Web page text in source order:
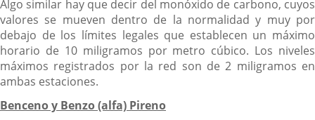
Algo similar hay que decir del monóxido de carbono, cuyos
valores se mueven dentro de la normalidad y muy por
debajo de los límites legales que establecen un máximo
horario de 10 miligramos por metro cúbico. Los niveles
máximos registrados por la red son de 2 miligramos en
ambas estaciones.
Benceno y Benzo (alfa) Pireno